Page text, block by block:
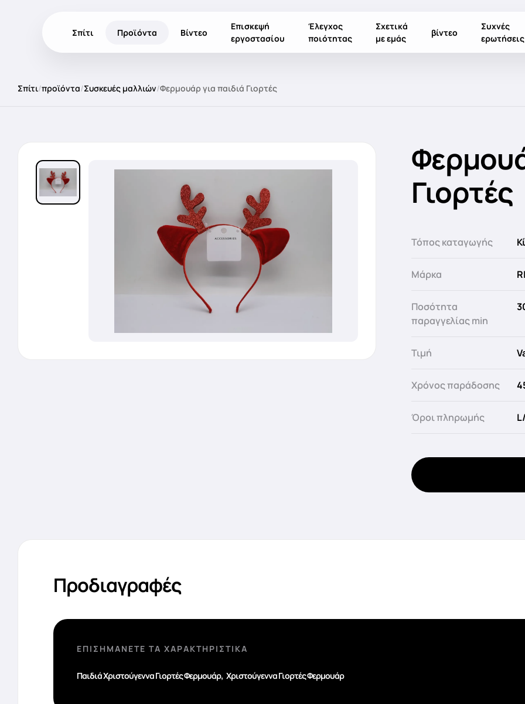
Σπίτι Προϊόντα Βίντεο
Επισκεψή
εργοστασίου
Έλεγχος
ποιότητας
Σχετικά
με εμάς
βίντεο
Συχνές
ερωτήσεις
Σπίτι/προϊόντα/Συσκευές μαλλιών/Φερμουάρ για παιδιά Γιορτές
Γιορτές
Τόπος καταγωγής
Μάρκα
Ποσότητα
παραγγελίας min
Τιμή
Χρόνος παράδοσης
Όροι πληρωμής
Προδιαγραφές
ΕΠΙΣΗΜΆΝΕΤΕ ΤΑ ΧΑΡΑΚΤΗΡΙΣΤΙΚΆ
Παιδιά Χριστούγεννα Γιορτές Φερμουάρ, Χριστούγεννα Γιορτές Φερμουάρ